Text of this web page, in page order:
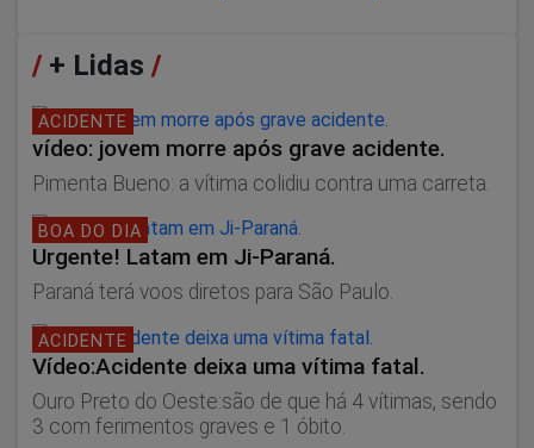
/ + Lidas /
ACIDENTE
vídeo: jovem morre após grave acidente.
Pimenta Bueno: a vítima colidiu contra uma carreta.
BOA DO DIA
Urgente! Latam em Ji-Paraná.
Paraná terá voos diretos para São Paulo.
ACIDENTE
Vídeo:Acidente deixa uma vítima fatal.
Ouro Preto do Oeste:são de que há 4 vítimas, sendo
3 com ferimentos graves e 1 óbito.